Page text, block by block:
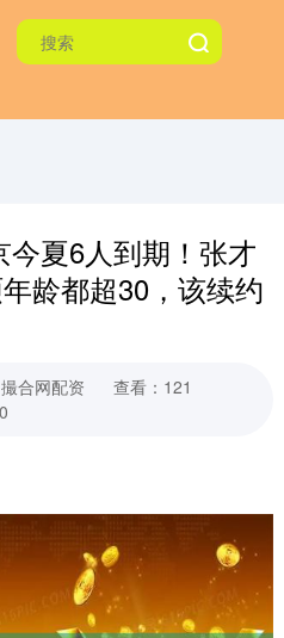
夏6人到期！张才
龄都超30，该续约
合网配资
查看：121